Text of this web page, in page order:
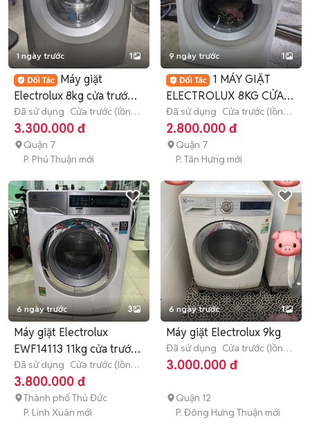
1 ngày trước 1
Máy giặt
Electrolux 8kg cửa trước
có inverter
Đã sử dụng Cửa trước (lồng
ngang) 8 - 8.9 kg
3.300.000 đ
Quận 7
P. Phú Thuận mới
9 ngày trước 1
1 MÁY GIẶT
ELECTROLUX 8KG CỬA
TRƯỚC
Đã sử dụng Cửa trước (lồng
ngang) 8 - 8.9 kg
2.800.000 đ
Quận 7
P. Tân Hưng mới
6 ngày trước 3
Máy giặt Electrolux
EWF14113 11kg cửa trước
Trắng
Đã sử dụng Cửa trước (lồng
ngang) > 10 kg
3.800.000 đ
Thành phố Thủ Đức
P. Linh Xuân mới
6 ngày trước 1
Máy giặt Electrolux 9kg
Đã sử dụng Cửa trước (lồng
ngang) 8 - 8.9 kg
3.000.000 đ
Quận 12
P. Đông Hưng Thuận mới